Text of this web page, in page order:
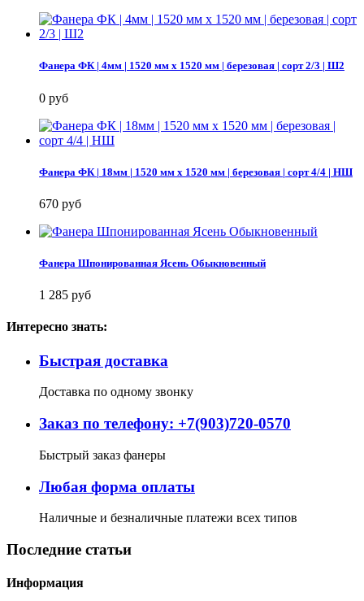
Фанера ФК | 4мм | 1520 мм х 1520 мм | березовая | сорт 2/3 | Ш2
0 руб
Фанера ФК | 18мм | 1520 мм х 1520 мм | березовая | сорт 4/4 | НШ
670 руб
Фанера Шпонированная Ясень Обыкновенный
1 285 руб
Интересно знать:
Быстрая доставка
Доставка по одному звонку
Заказ по телефону: +7(903)720-0570
Быстрый заказ фанеры
Любая форма оплаты
Наличные и безналичные платежи всех типов
Последние статьи
Информация